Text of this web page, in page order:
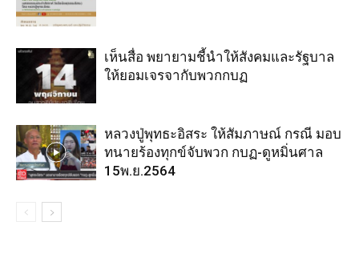
เห็นสื่อ พยายามชี้นำให้สังคมและรัฐบาล
ให้ยอมเจรจากับพวกกบฏ
หลวงปู่พุทธะอิสระ ให้สัมภาษณ์ กรณี มอบ
ทนายร้องทุกข์จับพวก กบฏ-ดูหมิ่นศาล
15พ.ย.2564